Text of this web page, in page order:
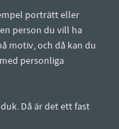
porträtt eller
person du vill ha
motiv, och då kan du
personliga
Då är det ett fast